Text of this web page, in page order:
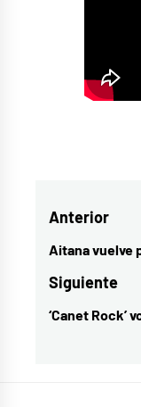
musical
música
de
entradas
Anterior
Entrada
anterior:
Aitana vuelve
Siguiente
Entrada
‘Canet Rock’